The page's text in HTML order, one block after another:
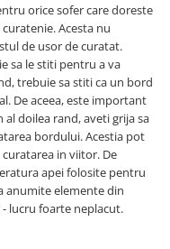
orice sofer care doreste
Acesta nu
de usor de curatat.
sa le stiti pentru a va
trebuie sa stiti ca un bord
De aceea, este important
doilea rand, aveti grija sa
bordului. Acestia pot
in viitor. De
apei folosite pentru
anumite elemente din
lucru foarte neplacut.